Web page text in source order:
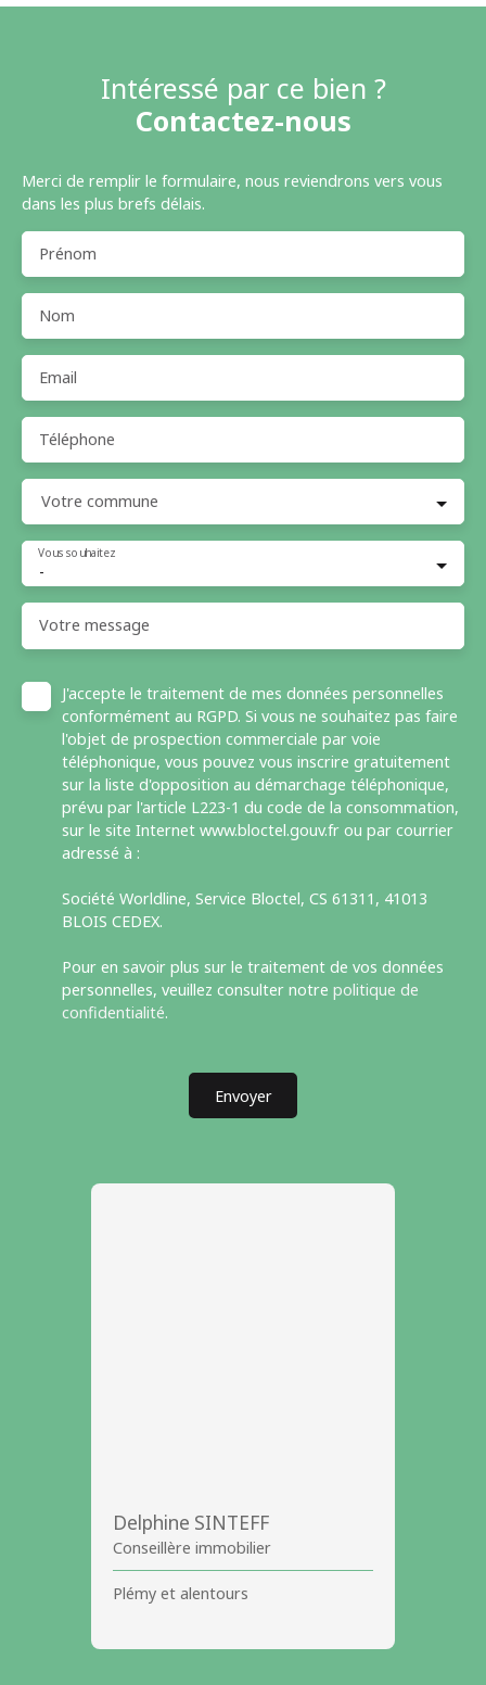
Intéressé par ce bien ?
Contactez-nous
Merci de remplir le formulaire, nous reviendrons vers vous
dans les plus brefs délais.
Prénom
Nom
Email
Téléphone
Votre commune
-
Vous souhaitez
Votre message
J'accepte le traitement de mes données personnelles
conformément au RGPD. Si vous ne souhaitez pas faire
l'objet de prospection commerciale par voie
téléphonique, vous pouvez vous inscrire gratuitement
sur la liste d'opposition au démarchage téléphonique,
prévu par l'article L223-1 du code de la consommation,
sur le site Internet www.bloctel.gouv.fr ou par courrier
adressé à :
Société Worldline, Service Bloctel, CS 61311, 41013
BLOIS CEDEX.
Pour en savoir plus sur le traitement de vos données
personnelles, veuillez consulter notre politique de
confidentialité.
Envoyer
Delphine SINTEFF
Conseillère immobilier
Plémy et alentours